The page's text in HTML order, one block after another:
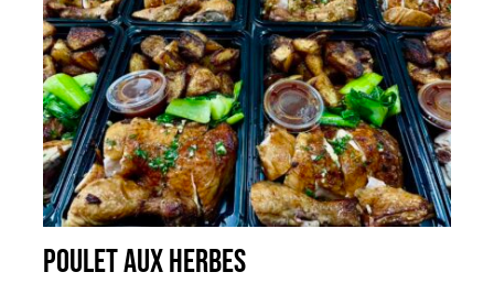
poulet aux herbes